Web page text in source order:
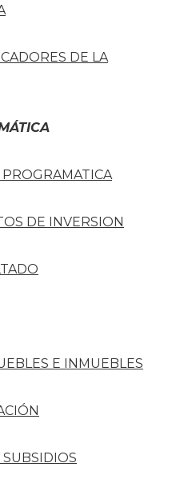
DE LA
DE INVERSION
E INMUEBLES